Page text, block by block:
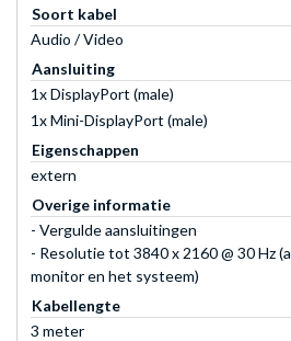
Soort kabel
Audio / Video
Aansluiting
1x DisplayPort (male)
1x Mini-DisplayPort (male)
Eigenschappen
extern
Overige informatie
- Vergulde aansluitingen
- Resolutie tot 3840 x 2160 @ 30 Hz
monitor en het systeem)
Kabellengte
3 meter